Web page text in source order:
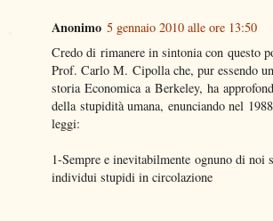
Anonimo 5 gennaio 2010 alle ore 13:50
Credo di rimanere in sintonia con questo
Prof. Carlo M. Cipolla che, pur essendo
storia Economica a Berkeley, ha
della stupidità umana, enunciando nel
leggi:
1-Sempre e inevitabilmente ognuno di noi
individui stupidi in circolazione